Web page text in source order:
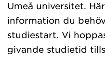
Umeå universitet.
information du
studiestart. Vi
givande studietid